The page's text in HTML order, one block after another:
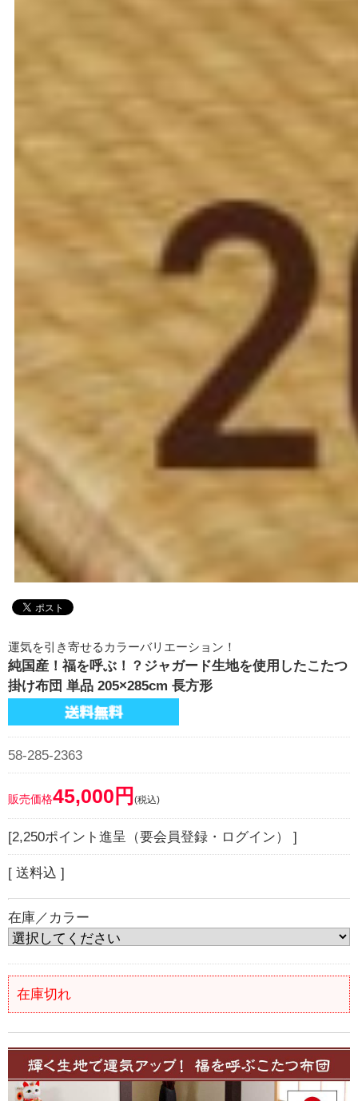
運気を引き寄せるカラーバリエーション！
純国産！福を呼ぶ！？ジャガード生地を使用したこたつ
掛け布団 単品 205×285cm 長方形
58-285-2363
販売価格45,000円 (税込)
[2,250ポイント進呈（要会員登録・ログイン） ]
[ 送料込 ]
在庫／カラー
在庫切れ